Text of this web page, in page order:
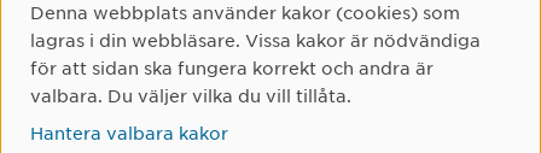
Facebook
Instagram
TikTok
Youtube
Cookie-samtycke
Denna webbplats använder kakor (cookies) som
lagras i din webbläsare. Vissa kakor är nödvändiga
för att sidan ska fungera korrekt och andra är
valbara. Du väljer vilka du vill tillåta.
Hantera valbara kakor